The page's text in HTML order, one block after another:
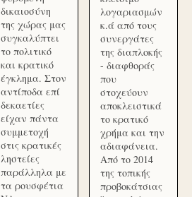
δικαιοσύνη
της χώρας μας
συγκαλύπτει
το πολιτικό
και κρατικό
έγκλημα. Στον
αντίποδα επί
δεκαετίες
είχαν πάντα
συμμετοχή
στις κρατικές
ληστείες
παράλληλα με
τα ρουσφέτια
λογαριασμών
κ.ά από τους
συνεργάτες
της διαπλοκής
- διαφθοράς
που
στοχεύουν
αποκλειστικά
το κρατικό
χρήμα και την
αδιαφάνεια.
Από το 2014
της τοπικής
προβοκάτσιας